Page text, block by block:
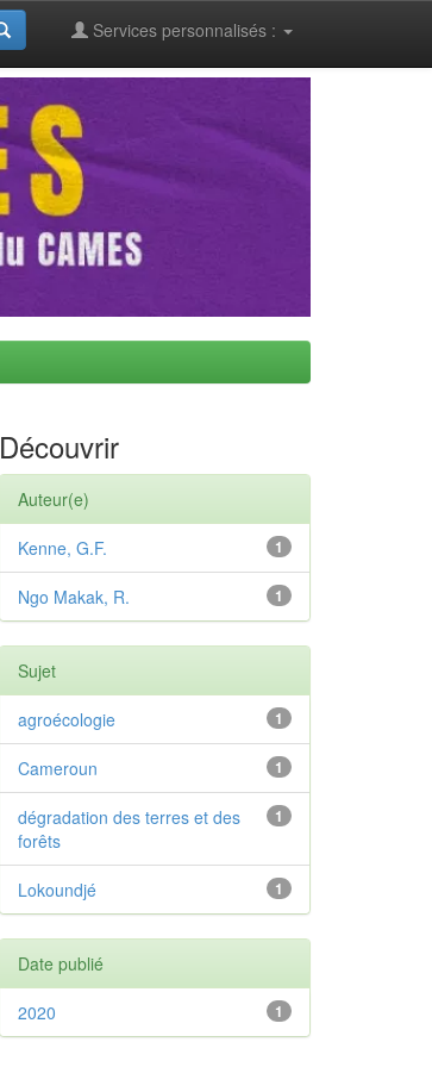
Services personnalisés :
Découvrir
Auteur(e)
1
Kenne, G.F.
1
Ngo Makak, R.
Sujet
1
agroécologie
1
Cameroun
1
dégradation des terres et des
forêts
1
Lokoundjé
Date publié
1
2020